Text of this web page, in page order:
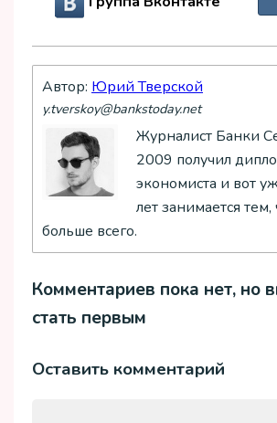
Автор: Юрий Тверской
y.tverskoy@bankstoday.net
Журналист Банки
2009 получил
экономиста и вот
лет занимается
больше всего.
Комментариев пока нет, но
стать первым
Оставить комментарий